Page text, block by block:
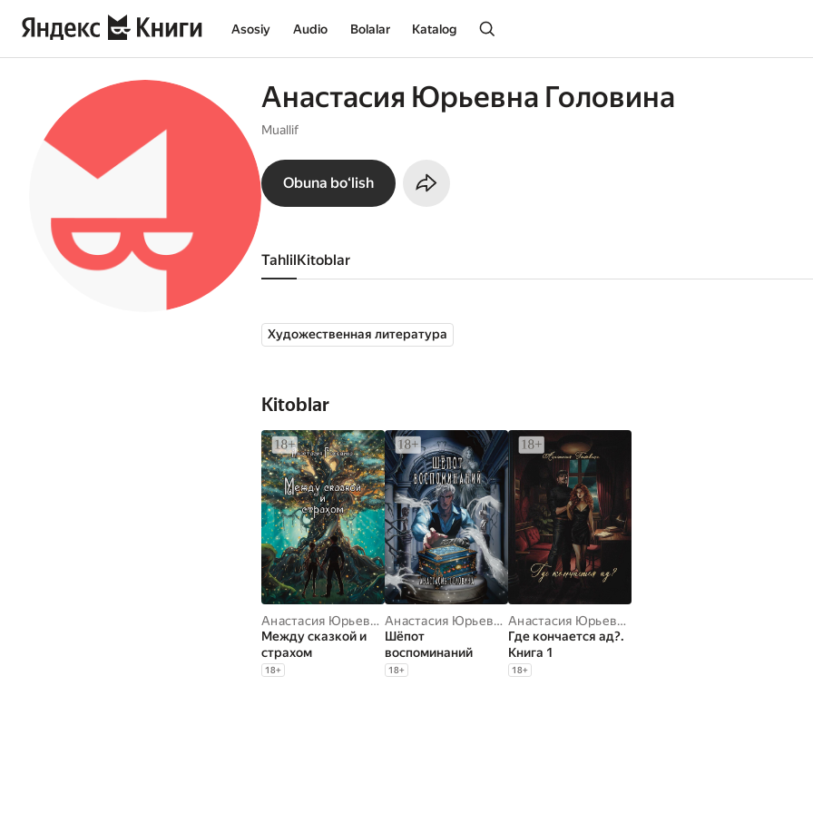
Asosiy Audio Bolalar Katalog
Анастасия Юрьевна Головина
Muallif
Obuna boʻlish
Tahlil kitoblar
Художественная литература
Kitoblar
Анастасия Юрьевна Головина
Между сказкой и
страхом
18+
Анастасия Юрьевна Головина
Шёпот
воспоминаний
18+
Анастасия Юрьевна Головина
Где кончается ад?.
Книга 1
18+